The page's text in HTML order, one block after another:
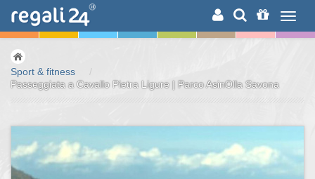
RICERCA
Sport & fitness
/
Passeggiata a Cavallo Pietra Ligure | Parco AsinOlla Savona